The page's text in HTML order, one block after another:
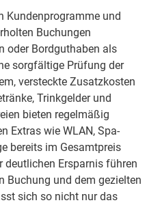
Kundenprogramme und
Buchungen
oder Bordguthaben als
sorgfältige Prüfung der
versteckte Zusatzkosten
Trinkgelder und
bieten regelmäßig
Extras wie WLAN, Spa-
bereits im Gesamtpreis
deutlichen Ersparnis führen
Buchung und dem gezielten
sich so nicht nur das